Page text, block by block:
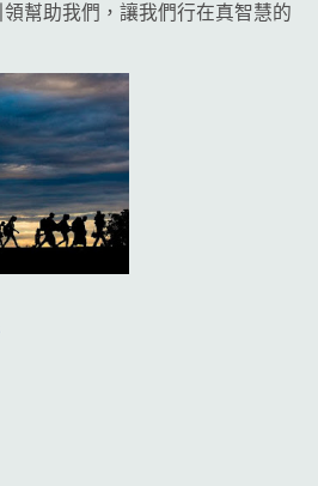
幫助我們，讓我們行在真智慧的